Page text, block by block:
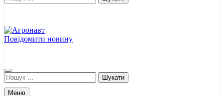
Повідомити новину
Пошук:
Меню